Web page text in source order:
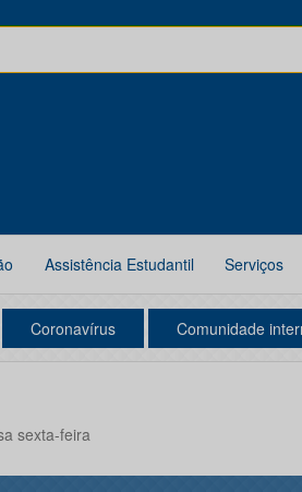
Assistência Estudantil Serviços
Coronavírus Comunidade
sexta-feira